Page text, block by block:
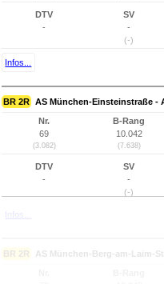
DTV
-
SV
-
(-)
Infos...
BR 2R AS München-Einsteinstraße -
Nr.
69
(3.082)
B-Rang
10.042
(7.638)
DTV
-
SV
-
(-)
Infos...
BR 2R AS München-Berg-am-Laim-